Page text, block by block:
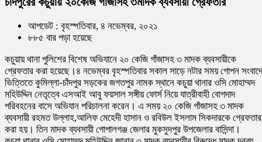
আপডেট : বৃহস্পতিবার, ৪ নভেম্বর, ২০২১
৮৮৫ বার পড়া হয়েছে
কচুয়ায় থানা পুলিশের বিশেষ অভিযানে ২০ কেজি গাঁজাসহ ৩ মাদক ব্যবসায়ীকে
গ্রেফতার করা হয়েছে।৪ নভেম্বর বৃহস্পতিবার সকাল সাড়ে নটার সময় গোপন
ভিত্তিতে কুমিল্লা-চাঁদপুর সড়কের জগতপুর নামক স্থানে কচুয়া থানার ওসি মোহাম্মদ
মহিউদ্দিন নেতৃত্বে এসআই আবু ফয়সাল সঙ্গীয় ফোর্স নিয়ে যাত্রীবাহী বোগদাদ
পরিবহনের বাসে অভিযান পরিচালনা করেন। এ সময় ২০ কেজি গাঁজাসহ ৩ মাদক
ব্যবসায়ী রহমত উল্লাহ,আলিফ মেহেদী হাসান ও রবিউল ইসলাম সিকদারকে গ্রেফতার
করা হয়। তিন মাদক ব্যবসায়ী গোপালগঞ্জ জেলার মুকসুদপুর উপজেলার বাসিন্দা।